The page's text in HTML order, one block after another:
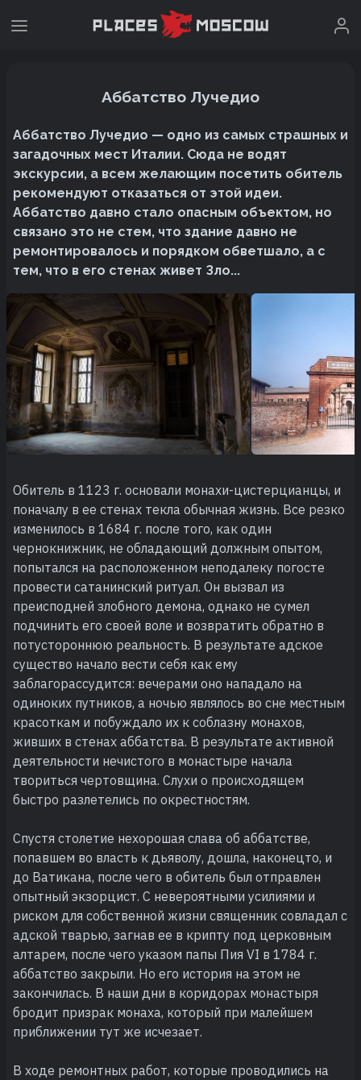
Аббатство Лучедио
Аббатство Лучедио — одно из самых страшных и
загадочных мест Италии. Сюда не водят
экскурсии, а всем желающим посетить обитель
рекомендуют отказаться от этой идеи.
Аббатство давно стало опасным объектом, но
связано это не стем, что здание давно не
ремонтировалось и порядком обветшало, а с
тем, что в его стенах живет Зло...
Обитель в 1123 г. основали монахи-цистерцианцы, и
поначалу в ее стенах текла обычная жизнь. Все резко
изменилось в 1684 г. после того, как один
чернокнижник, не обладающий должным опытом,
попытался на расположенном неподалеку погосте
провести сатанинский ритуал. Он вызвал из
преисподней злобного демона, однако не сумел
подчинить его своей воле и возвратить обратно в
потустороннюю реальность. В результате адское
существо начало вести себя как ему
заблагорассудится: вечерами оно нападало на
одиноких путников, а ночью являлось во сне местным
красоткам и побуждало их к соблазну монахов,
живших в стенах аббатства. В результате активной
деятельности нечистого в монастыре начала
твориться чертовщина. Слухи о происходящем
быстро разлетелись по окрестностям.
Спустя столетие нехорошая слава об аббатстве,
попавшем во власть к дьяволу, дошла, наконецто, и
до Ватикана, после чего в обитель был отправлен
опытный экзорцист. С невероятными усилиями и
риском для собственной жизни священник совладал с
адской тварью, загнав ее в крипту под церковным
алтарем, после чего указом папы Пия VI в 1784 г.
аббатство закрыли. Но его история на этом не
закончилась. В наши дни в коридорах монастыря
бродит призрак монаха, который при малейшем
приближении тут же исчезает.
В ходе ремонтных работ, которые проводились на